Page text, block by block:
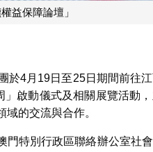
人聯合會主席程凱合照
於4月19日至25日期間前往
」啟動儀式及相關展覽活動
的交流與合作。
門特別行政區聯絡辦公室社